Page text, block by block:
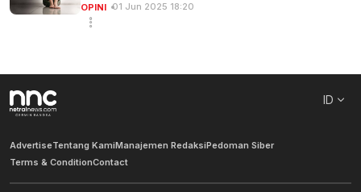
OPINI 01 Jun 2025 18:20
ID
AdvertiseTentang KamiManajemen RedaksiPedoman Siber
Terms & ConditionContact